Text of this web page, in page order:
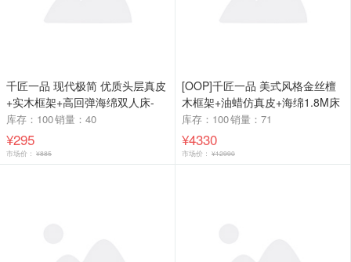
千匠一品 现代极简 优质头层真皮
+实木框架+高回弹海绵双人床-
NS19床头柜NS02-G
库存：100销量：40
¥295
市场价： ¥885
[OOP]千匠一品 美式风格金丝檀
木框架+油蜡仿真皮+海绵1.8M床
9812-C
库存：100销量：71
¥4330
市场价： ¥12990